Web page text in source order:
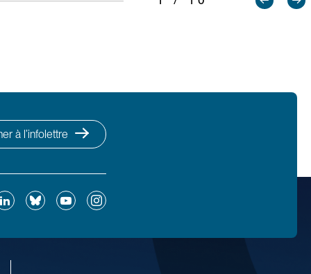
à l’infolettre
BlueskyYouTubeInstagram